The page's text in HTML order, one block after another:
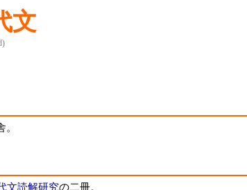
文
文読解研究の二冊。